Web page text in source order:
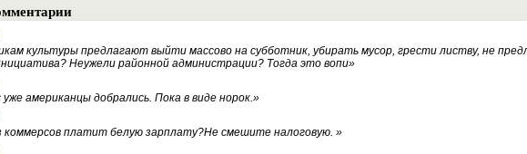
культуры предлагают выйти массово на субботник, убирать мусор, грести листву, не
Неужели районной администрации? Тогда это вопи»
американцы добрались. Пока в виде норок.»
коммерсов платит белую зарплату?Не смешите налоговую. »